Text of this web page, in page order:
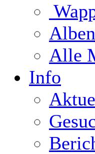
Alben
Alle
Info